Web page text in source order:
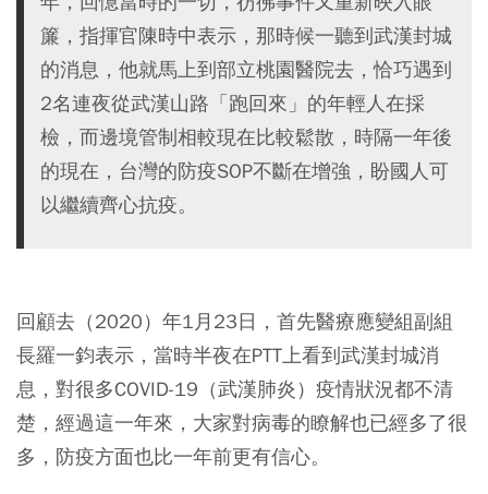
簾，指揮官陳時中表示，那時候一聽到武漢封城
的消息，他就馬上到部立桃園醫院去，恰巧遇到
2名連夜從武漢山路「跑回來」的年輕人在採
檢，而邊境管制相較現在比較鬆散，時隔一年後
的現在，台灣的防疫SOP不斷在增強，盼國人可
以繼續齊心抗疫。
回顧去（2020）年1月23日，首先醫療應變組副組
長羅一鈞表示，當時半夜在PTT上看到武漢封城消
息，對很多COVID-19（武漢肺炎）疫情狀況都不清
楚，經過這一年來，大家對病毒的瞭解也已經多了很
多，防疫方面也比一年前更有信心。